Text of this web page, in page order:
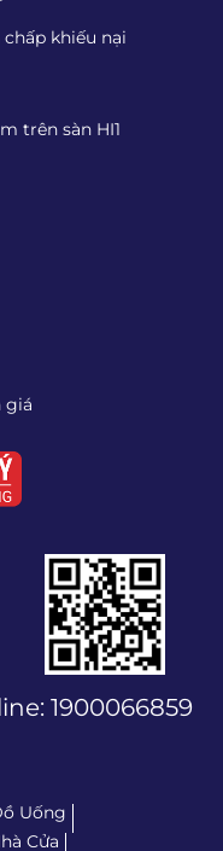
khiếu nại
trên sàn HI1
giá
1900066859
Uống
Cửa